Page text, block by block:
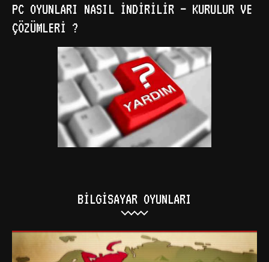
PC OYUNLARI NASIL İNDIRILIR – KURULUR VE
ÇÖZÜMLERI ?
BILGISAYAR OYUNLARI